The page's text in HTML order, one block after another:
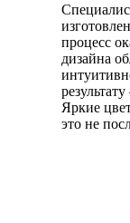
процесс
дизайна
Яркие
это не